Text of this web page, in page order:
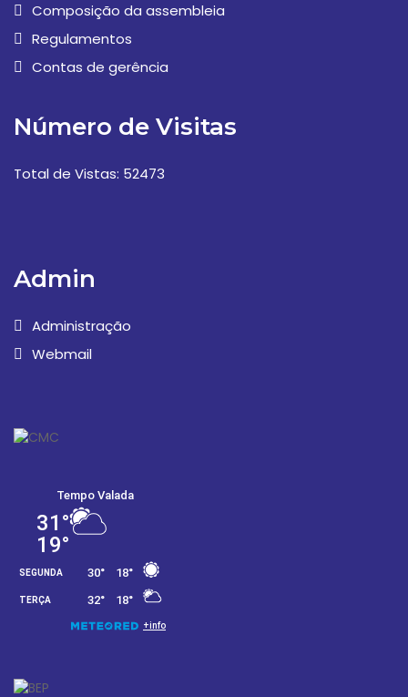
Composição da assembleia
Regulamentos
Contas de gerência
Número de Visitas
Total de Vistas: 52473
Admin
Administração
Webmail